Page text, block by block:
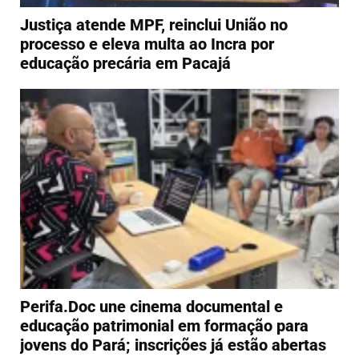
Justiça atende MPF, reinclui União no
processo e eleva multa ao Incra por
educação precária em Pacajá
Perifa.Doc une cinema documental e
educação patrimonial em formação para
jovens do Pará; inscrições já estão abertas